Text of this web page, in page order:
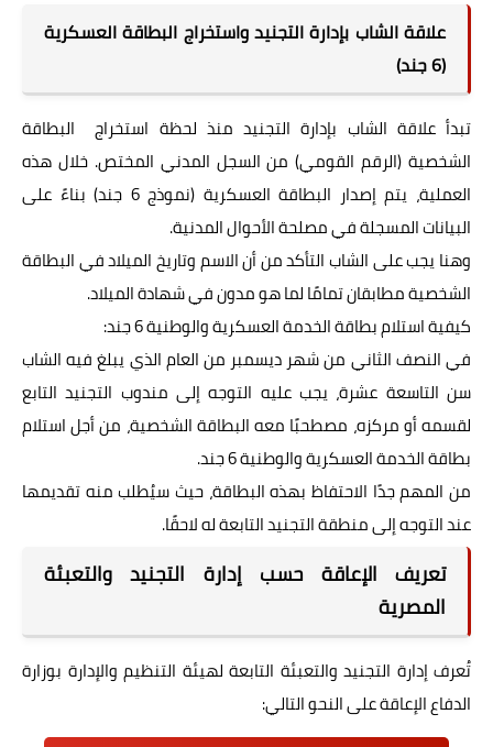
علاقة الشاب بإدارة التجنيد واستخراج البطاقة العسكرية
تبدأ علاقة الشاب بإدارة التجنيد منذ لحظة استخراج البطاقة
الشخصية (الرقم القومي) من السجل المدني المختص. خلال هذه
العملية، يتم إصدار البطاقة العسكرية (نموذج 6 جند) بناءً على
البيانات المسجلة في مصلحة الأحوال المدنية.
وهنا يجب على الشاب التأكد من أن الاسم وتاريخ الميلاد في البطاقة
الشخصية مطابقان تمامًا لما هو مدون في شهادة الميلاد.
كيفية استلام بطاقة الخدمة العسكرية والوطنية 6 جند:
في النصف الثاني من شهر ديسمبر من العام الذي يبلغ فيه الشاب
سن التاسعة عشرة، يجب عليه التوجه إلى مندوب التجنيد التابع
لقسمه أو مركزه، مصطحبًا معه البطاقة الشخصية، من أجل استلام
بطاقة الخدمة العسكرية والوطنية 6 جند.
من المهم جدًا الاحتفاظ بهذه البطاقة، حيث سيُطلب منه تقديمها
عند التوجه إلى منطقة التجنيد التابعة له لاحقًا.
تعريف الإعاقة حسب إدارة التجنيد والتعبئة
المصرية
تُعرف إدارة التجنيد والتعبئة التابعة لهيئة التنظيم والإدارة بوزارة
الدفاع الإعاقة على النحو التالي: